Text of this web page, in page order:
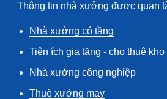
Thông tin nhà xưởng được quan
Nhà xưởng có tầng
Tiện ích gia tăng - cho thuê kho
Nhà xưởng công nghiệp
Thuê xưởng may